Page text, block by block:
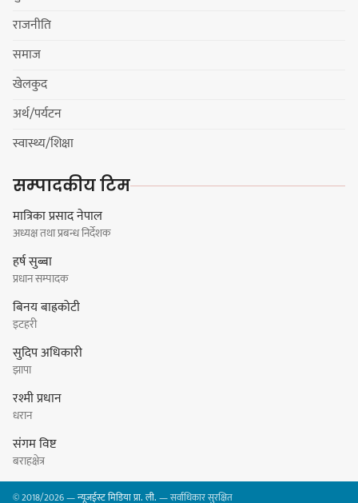
प्रयोग गरेपछि उत्पन्न विवादका कारण
राजनीति
समाज
खेलकुद
अर्थ/पर्यटन
स्वास्थ्य/शिक्षा
सम्पादकीय टिम
मात्रिका प्रसाद नेपाल
अध्यक्ष तथा प्रबन्ध निर्देशक
हर्ष सुब्बा
प्रधान सम्पादक
बिनय बाह्रकोटी
इटहरी
सुदिप अधिकारी
झापा
रश्मी प्रधान
धरान
संगम विष्ट
बराहक्षेत्र
© 2018/2026 —न्यूजईस्ट मिडिया प्रा. ली. — सर्वाधिकार सुरक्षित